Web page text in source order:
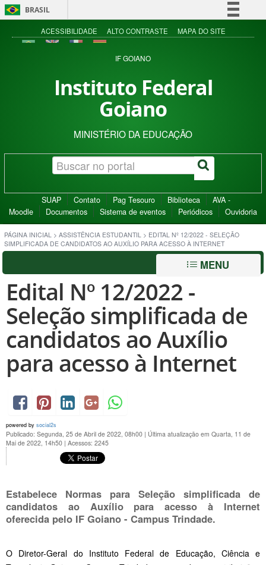
BRASIL
Simplifique!
Acesso à informação
ACESSIBILIDADE ALTO CONTRASTE MAPA DO SITE
IF GOIANO
Instituto Federal
Goiano
MINISTÉRIO DA EDUCAÇÃO
SUAP Contato Pag Tesouro Biblioteca
AVA -
Moodle
Documentos Sistema de eventos Periódicos Ouvidoria
PÁGINA INICIAL > ASSISTÊNCIA ESTUDANTIL > EDITAL Nº 12/2022 - SELEÇÃO
SIMPLIFICADA DE CANDIDATOS AO AUXÍLIO PARA ACESSO À INTERNET
MENU
Edital Nº 12/2022 -
Seleção simplificada de
candidatos ao Auxílio
para acesso à Internet
powered by social2s
Publicado: Segunda, 25 de Abril de 2022, 08h00 | Última atualização em Quarta, 11 de
Mai de 2022, 14h50 | Acessos: 2245
Estabelece Normas para Seleção simplificada de
candidatos ao Auxílio para acesso à Internet
oferecida pelo IF Goiano - Campus Trindade.
O Diretor-Geral do Instituto Federal de Educação, Ciência e